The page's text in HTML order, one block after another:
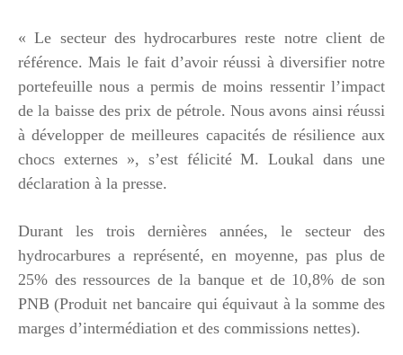
« Le secteur des hydrocarbures reste notre client de
référence. Mais le fait d’avoir réussi à diversifier notre
portefeuille nous a permis de moins ressentir l’impact
de la baisse des prix de pétrole. Nous avons ainsi réussi
à développer de meilleures capacités de résilience aux
chocs externes », s’est félicité M. Loukal dans une
déclaration à la presse.
Durant les trois dernières années, le secteur des
hydrocarbures a représenté, en moyenne, pas plus de
25% des ressources de la banque et de 10,8% de son
PNB (Produit net bancaire qui équivaut à la somme des
marges d’intermédiation et des commissions nettes).